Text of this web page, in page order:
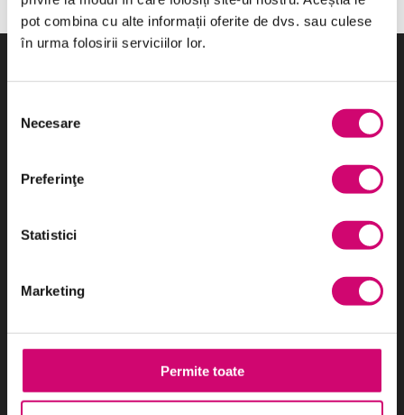
pot combina cu alte informații oferite de dvs. sau culese
în urma folosirii serviciilor lor.
consimțământului
Necesare
Preferinţe
Statistici
Marketing
Permite toate
Cel mai eficient sistem de e-learning utilizat în România:
sunt în spatele acestor produse tehnologice.
Categorii de Cursuri
Comunicare